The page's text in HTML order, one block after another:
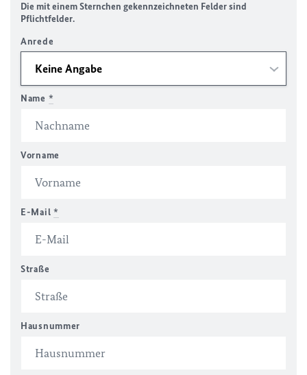
Die mit einem Sternchen gekennzeichneten Felder sind
Pflichtfelder.
Anrede
Name *
Vorname
E-Mail *
Straße
Hausnummer